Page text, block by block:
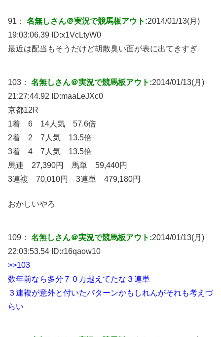
91： 名無しさん＠実況で競馬板アウト:2014/01/13(月)
19:03:06.39 ID:x1VcLtyW0
最近は配当もそうだけど胡散臭い面が表に出てきすぎ
103： 名無しさん＠実況で競馬板アウト:2014/01/13(月)
21:27:44.92 ID:maaLeJXc0
京都12R
1着 6 14人気 57.6倍
2着 2 7人気 13.5倍
3着 4 7人気 13.5倍
馬連 27,390円 馬単 59,440円
3連複 70,010円 3連単 479,180円
おかしいやろ
109： 名無しさん＠実況で競馬板アウト:2014/01/13(月)
22:03:53.54 ID:r16qaow10
>>103
数年前なら多分７０万越えてたな３連単
３連複が意外と付いたパターンかもしれんがそれも考えづ
らい